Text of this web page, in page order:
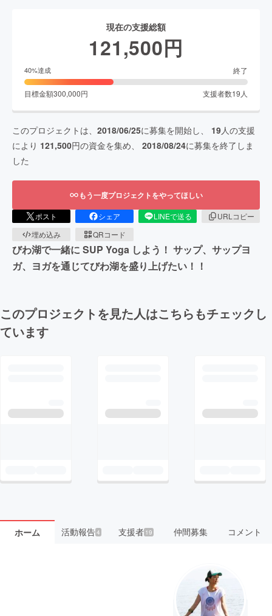
現在の支援総額
121,500円
40%達成 終了
目標金額300,000円 支援者数19 人
このプロジェクトは、 2018/06/25に募集を開始し、 19人の支援
により 121,500円の資金を集め、 2018/08/24に募集を終了しま
した
もう一度プロジェクトをやってほしい
ポスト シェア LINEで送る
URLコピー
埋め込み
QRコード
びわ湖で一緒に SUP Yoga しよう！ サップ、サップヨ
ガ、ヨガを通じてびわ湖を盛り上げたい！！
このプロジェクトを見た人はこちらもチェックし
ています
ホーム 活動報告4 支援者 19 仲間募集 コメント